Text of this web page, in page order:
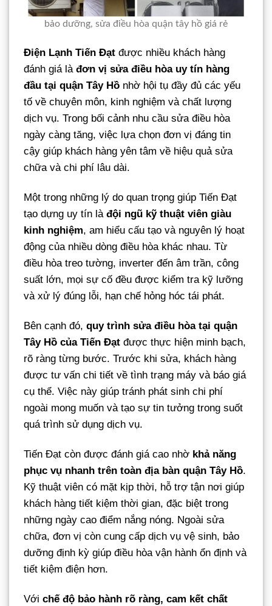
bảo dưỡng, sửa điều hòa quận tây hồ giá rẻ
Điện Lạnh Tiến Đạt được nhiều khách hàng
đánh giá là đơn vị sửa điều hòa uy tín hàng
đầu tại quận Tây Hồ nhờ hội tụ đầy đủ các yếu
tố về chuyên môn, kinh nghiệm và chất lượng
dịch vụ. Trong bối cảnh nhu cầu sửa điều hòa
ngày càng tăng, việc lựa chọn đơn vị đáng tin
cậy giúp khách hàng yên tâm về hiệu quả sửa
chữa và chi phí lâu dài.
Một trong những lý do quan trọng giúp Tiến Đạt
tạo dựng uy tín là đội ngũ kỹ thuật viên giàu
kinh nghiệm, am hiểu cấu tạo và nguyên lý hoạt
động của nhiều dòng điều hòa khác nhau. Từ
điều hòa treo tường, inverter đến âm trần, công
suất lớn, mọi sự cố đều được kiểm tra kỹ lưỡng
và xử lý đúng lỗi, hạn chế hỏng hóc tái phát.
Bên cạnh đó, quy trình sửa điều hòa tại quận
Tây Hồ của Tiến Đạt được thực hiện minh bạch,
rõ ràng từng bước. Trước khi sửa, khách hàng
được tư vấn chi tiết về tình trạng máy và báo giá
cụ thể. Việc này giúp tránh phát sinh chi phí
ngoài mong muốn và tạo sự tin tưởng trong suốt
quá trình sử dụng dịch vụ.
Tiến Đạt còn được đánh giá cao nhờ khả năng
phục vụ nhanh trên toàn địa bàn quận Tây Hồ.
Kỹ thuật viên có mặt kịp thời, hỗ trợ tận nơi giúp
khách hàng tiết kiệm thời gian, đặc biệt trong
những ngày cao điểm nắng nóng. Ngoài sửa
chữa, đơn vị còn cung cấp dịch vụ vệ sinh, bảo
dưỡng định kỳ giúp điều hòa vận hành ổn định và
tiết kiệm điện hơn.
Với chế độ bảo hành rõ ràng, cam kết chất